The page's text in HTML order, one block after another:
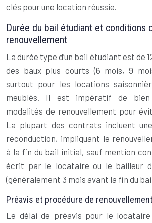
clés pour une location réussie.
Durée du bail étudiant et conditions
renouvellement
La durée type d’un bail étudiant est de
des baux plus courts (6 mois, 9
surtout pour les locations
meublés. Il est impératif de bien
modalités de renouvellement pour
La plupart des contrats incluent
reconduction, impliquant le
à la fin du bail initial, sauf mention
écrit par le locataire ou le bailleur
(généralement 3 mois avant la fin du
Préavis et procédure de renouvellement
Le délai de préavis pour le